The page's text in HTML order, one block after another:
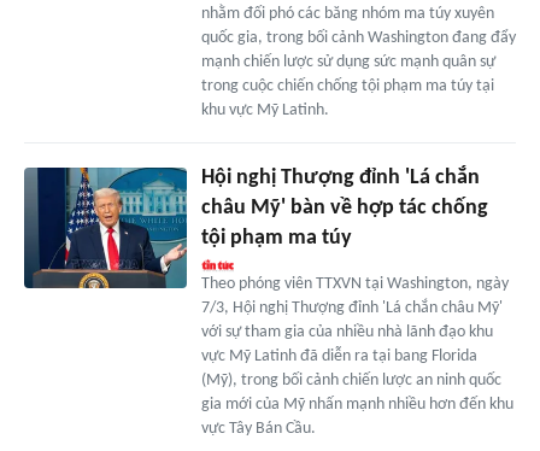
nhằm đối phó các băng nhóm ma túy xuyên
quốc gia, trong bối cảnh Washington đang đẩy
mạnh chiến lược sử dụng sức mạnh quân sự
trong cuộc chiến chống tội phạm ma túy tại
khu vực Mỹ Latinh.
Hội nghị Thượng đỉnh 'Lá chắn
châu Mỹ' bàn về hợp tác chống
tội phạm ma túy
Theo phóng viên TTXVN tại Washington, ngày
7/3, Hội nghị Thượng đỉnh 'Lá chắn châu Mỹ'
với sự tham gia của nhiều nhà lãnh đạo khu
vực Mỹ Latinh đã diễn ra tại bang Florida
(Mỹ), trong bối cảnh chiến lược an ninh quốc
gia mới của Mỹ nhấn mạnh nhiều hơn đến khu
vực Tây Bán Cầu.